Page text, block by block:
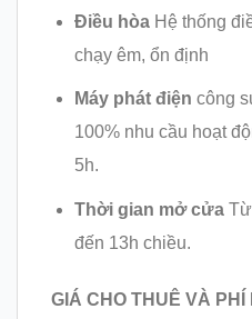
Điều hòa Hệ thống
chạy êm, ổn định
Máy phát điện công
100% nhu cầu hoạt
5h.
Thời gian mở cửa
đến 13h chiều.
GIÁ CHO THUÊ VÀ PHÍ